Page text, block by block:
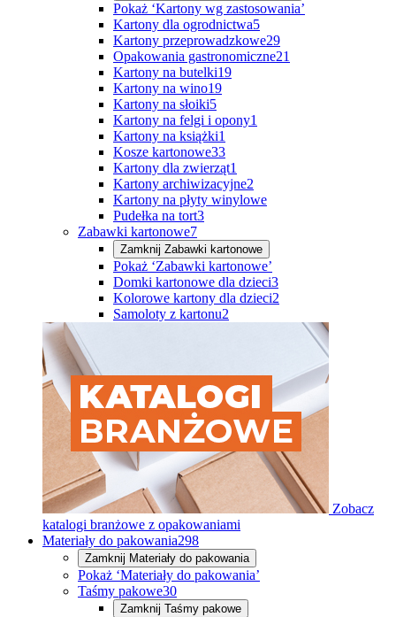
Pokaż ‘Kartony wg zastosowania’
Kartony dla ogrodnictwa5
Kartony przeprowadzkowe29
Opakowania gastronomiczne21
Kartony na butelki19
Kartony na wino19
Kartony na słoiki5
Kartony na felgi i opony1
Kartony na książki1
Kosze kartonowe33
Kartony dla zwierząt1
Kartony archiwizacyjne2
Kartony na płyty winylowe
Pudełka na tort3
Zabawki kartonowe7
Zamknij Zabawki kartonowe
Pokaż ‘Zabawki kartonowe’
Domki kartonowe dla dzieci3
Kolorowe kartony dla dzieci2
Samoloty z kartonu2
Zobacz
katalogi branżowe z opakowaniami
Materiały do pakowania298
Zamknij Materiały do pakowania
Pokaż ‘Materiały do pakowania’
Taśmy pakowe30
Zamknij Taśmy pakowe